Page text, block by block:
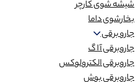
شیشه شوی کارچر
بخارشوی داما
جارو برقی
جاروبرقی آ ا گ
جاروبرقی الکترولوکس
جاروبرقی بوش